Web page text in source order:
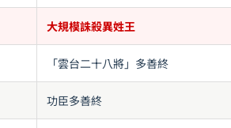
大規模誅殺異姓王
「雲台二十八將」多善終
功臣多善終